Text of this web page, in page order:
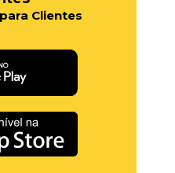
Clientes